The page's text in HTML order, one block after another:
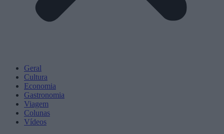
Geral
Cultura
Economia
Gastronomia
Viagem
Colunas
Vídeos